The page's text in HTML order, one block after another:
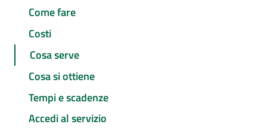
Come fare
Costi
Cosa serve
Cosa si ottiene
Tempi e scadenze
Accedi al servizio